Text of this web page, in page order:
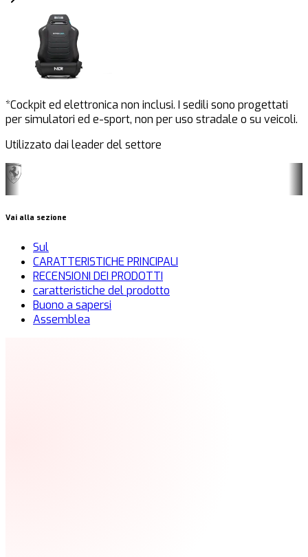
*Cockpit ed elettronica non inclusi. I sedili sono progettati
per simulatori ed e-sport, non per uso stradale o su veicoli.
Utilizzato dai leader del settore
Vai alla sezione
Sul
CARATTERISTICHE PRINCIPALI
RECENSIONI DEI PRODOTTI
caratteristiche del prodotto
Buono a sapersi
Assemblea